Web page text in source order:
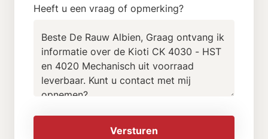
Heeft u een vraag of opmerking?
Versturen